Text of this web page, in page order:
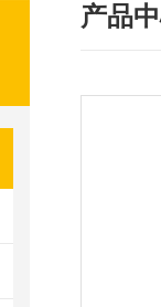
产品